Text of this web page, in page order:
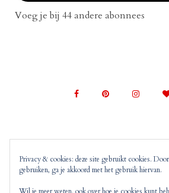
Voeg je bij 44 andere abonnees
© 2022 Mom on Top |
PrivacyverklaringMom on Top
Privacy & cookies: deze site gebruikt cookies.
gebruiken, ga je akkoord met het gebruik hiervan.